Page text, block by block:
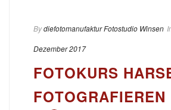
Bydiefotomanufaktur Fotostudio Winsen
Dezember 2017
FOTOKURS
FOTOGRAFIEREN